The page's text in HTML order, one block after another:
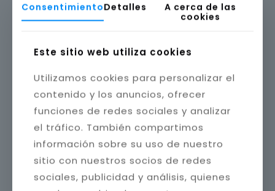
ConsentimientoDetalles
A cerca de las
cookies
Este sitio web utiliza cookies
Utilizamos cookies para personalizar el
contenido y los anuncios, ofrecer
funciones de redes sociales y analizar
el tráfico. También compartimos
información sobre su uso de nuestro
sitio con nuestros socios de redes
sociales, publicidad y análisis, quienes